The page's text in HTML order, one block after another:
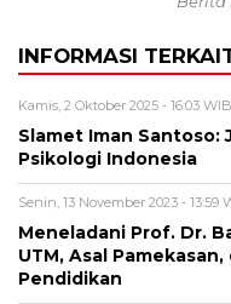
INFORMASI
Kamis, 2 Oktober 2025 - 16:03 WIB
Slamet Iman Santoso:
Psikologi Indonesia
Senin, 13 November 2023 - 13:59
Meneladani Prof. Dr.
UTM, Asal
Pendidikan